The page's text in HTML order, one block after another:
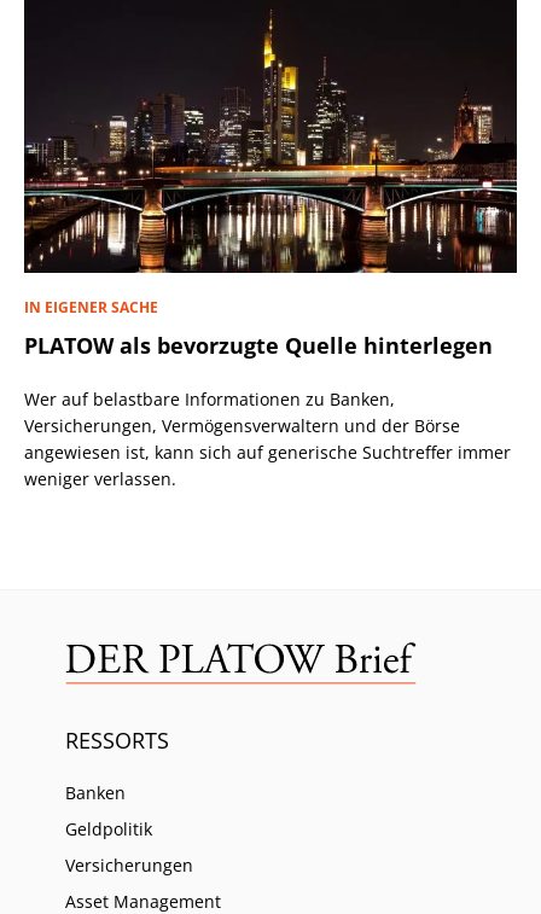
IN EIGENER SACHE
PLATOW als bevorzugte Quelle hinterlegen
Wer auf belastbare Informationen zu Banken,
Versicherungen, Vermögensverwaltern und der Börse
angewiesen ist, kann sich auf generische Suchtreffer immer
weniger verlassen.
RESSORTS
Banken
Geldpolitik
Versicherungen
Asset Management